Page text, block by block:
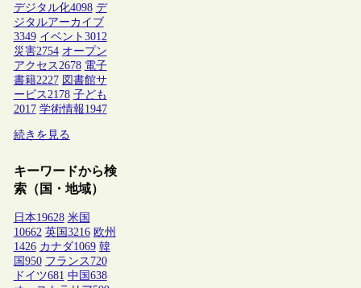
デジタル化4098 デ
ジタルアーカイブ
3349 イベント 3012
災害2754 オープン
アクセス 2678 電子
書籍2227 図書館サ
ービス 2178 子ども
2017 学術情報1947
続きを見る
キーワードから検
索（国・地域）
日本19628 米国
10662 英国 3216 欧州
1426 カナダ1069 韓
国 950 フランス 720
ドイツ681 中国 638